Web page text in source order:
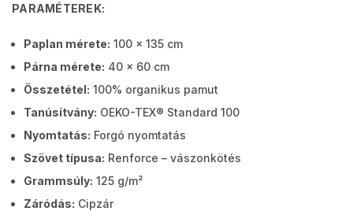
PARAMÉTEREK:
Paplan mérete: 100 x 135 cm
Párna mérete: 40 x 60 cm
Összetétel: 100% organikus pamut
Tanúsítvány: OEKO-TEX® Standard 100
Nyomtatás: Forgó nyomtatás
Szövet típusa: Renforce – vászonkötés
Grammsúly: 125 g/m²
Záródás: Cipzár